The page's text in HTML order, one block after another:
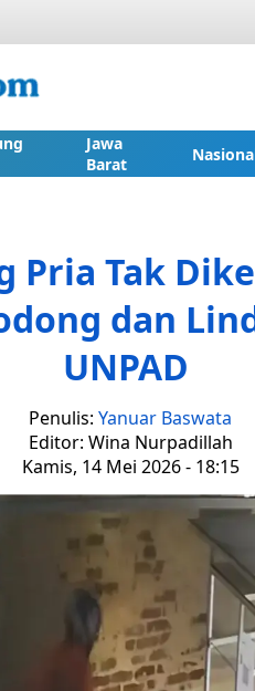
Jawa
Barat
Pria Tak
dan
UNPAD
Penulis: Yanuar Baswata
Editor: Wina Nurpadillah
Kamis, 14 Mei 2026 - 18:15